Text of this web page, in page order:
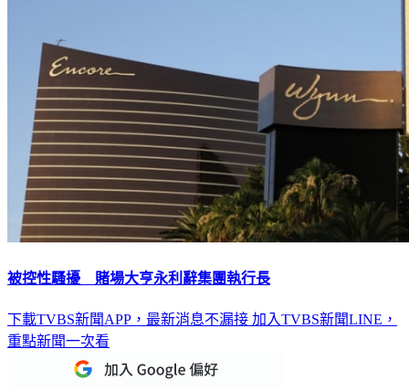
被控性騷擾 賭場大亨永利辭集團執行長
下載TVBS新聞APP，最新消息不漏接 加入TVBS新聞LINE，
重點新聞一次看